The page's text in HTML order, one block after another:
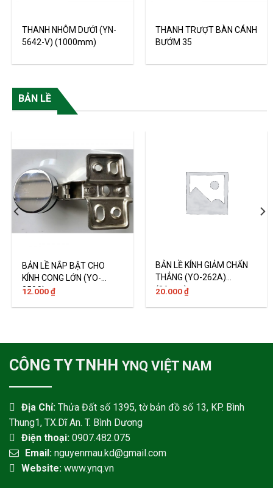
THANH NHÔM DƯỚI (YN-
5642-V) (1000mm)
THANH TRƯỢT BÀN CÁNH
BƯỚM 35
BẢN LỀ
BẢN LỀ NẮP BẬT CHO
KÍNH CONG LỚN (YO-
259C)
12.000₫
BẢN LỀ KÍNH GIẢM CHẤN
THẲNG (YO-262A)
(26mm)
20.000₫
CÔNG TY TNHH YNQ VIỆT NAM
Địa Chỉ: Thửa Đất số 1395, tờ bản đồ số 13, KP. Bình
Thung1, TX.Dĩ An. T. Bình Dương
Điện thoại: 0907.482.075
Email: nguyenmau.kd@gmail.com
Website: www.ynq.vn